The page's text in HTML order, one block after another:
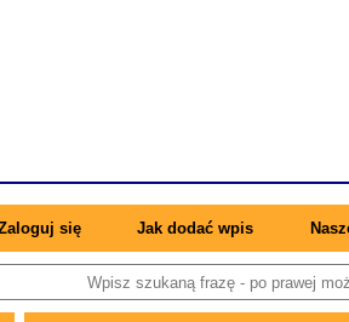
się Jak dodać wpis